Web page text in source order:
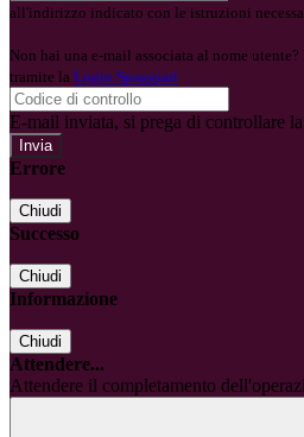
all'indirizzo indicato con le istruzioni
Non hai una e-mail associata al nome
tramite la Login Spaggiari
E-mail inviata, si prega di controllare
Errore
Chiudi
Successo
Chiudi
Informazione
Chiudi
Attendere...
Attendere il completamento